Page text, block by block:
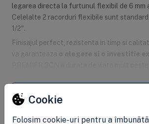
legarea directa la furtunul flexibil de 6 mm
Celelalte 2 racorduri flexibile sunt
1/2".
Finisajul perfect, rezistenta in timp si
va garanteaza
o alegere si o investitie
Cookie
Folosim cookie-uri pentru a